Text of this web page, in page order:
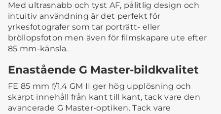
Med ultrasnabb och tyst AF, pålitlig design och
intuitiv användning är det perfekt för
yrkesfotografer som tar porträtt- eller
bröllopsfoton men även för filmskapare ute efter
85 mm-känsla.
Enastående G Master-bildkvalitet
FE 85 mm f/1,4 GM II ger hög upplösning och
skarpt innehåll från kant till kant, tack vare den
avancerade G Master-optiken. Tack vare